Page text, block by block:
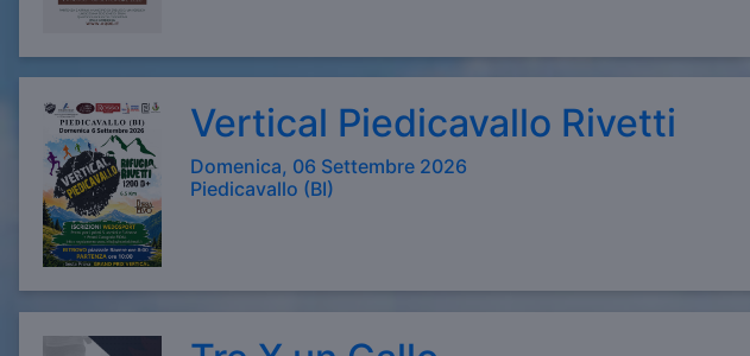
Vertical Piedicavallo Rivetti
Domenica, 06 Settembre 2026
Piedicavallo (BI)